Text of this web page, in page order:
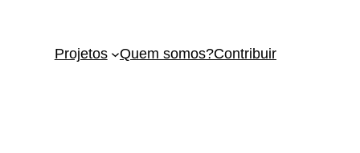
Projetos Quem somos?Contribuir